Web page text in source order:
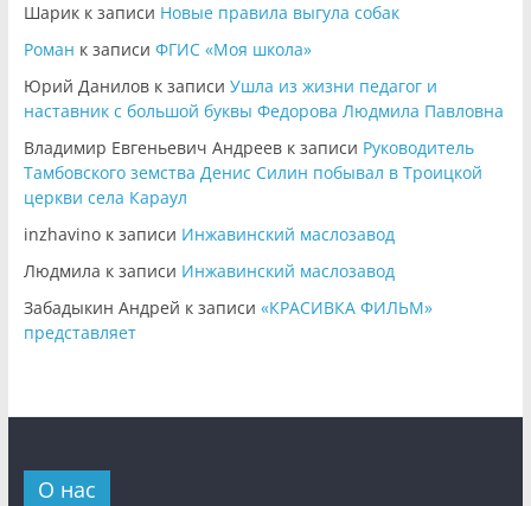
Шарикк записи Новые правила выгула собак
Роман к записи ФГИС «Моя школа»
Юрий Даниловк записи Ушла из жизни педагог и
наставник с большой буквы Федорова Людмила Павловна
Владимир Евгеньевич Андреевк записи Руководитель
Тамбовского земства Денис Силин побывал в Троицкой
церкви села Караул
inzhavinoк записи Инжавинский маслозавод
Людмила к записи Инжавинский маслозавод
Забадыкин Андрей к записи «КРАСИВКА ФИЛЬМ»
представляет
О нас